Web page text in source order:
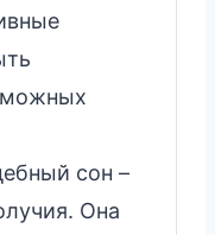
сон –
Она